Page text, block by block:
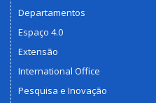
Departamentos
Espaço 4.0
Extensão
International Office
Pesquisa e Inovação